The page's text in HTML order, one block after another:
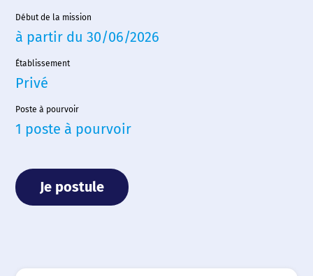
Nous choisir
Début de la mission
à partir du 30/06/2026
Établissement
Privé
Poste à pourvoir
1 poste à pourvoir
Je postule